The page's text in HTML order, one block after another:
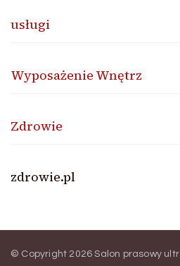
usługi
Wyposażenie Wnętrz
Zdrowie
zdrowie.pl
© Copyright 2026Salon prasowy